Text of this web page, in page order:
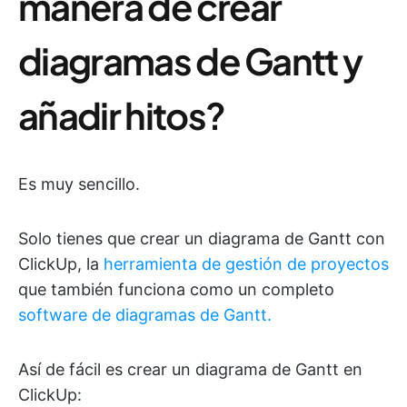
diagramas de Gantt y
añadir hitos?
Es muy sencillo.
Solo tienes que crear un diagrama de Gantt con
ClickUp, la herramienta de gestión de proyectos
que también funciona como un completo
software de diagramas de Gantt.
Así de fácil es crear un diagrama de Gantt en
ClickUp: